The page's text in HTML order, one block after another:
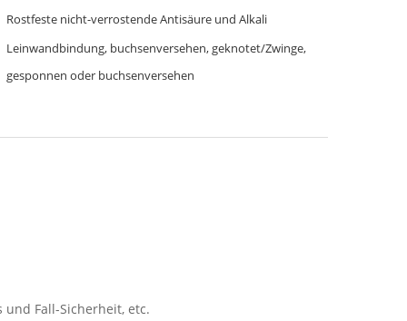
Rostfeste nicht-verrostende Antisäure und Alkali
Leinwandbindung, buchsenversehen, geknotet/Zwinge,
gesponnen oder buchsenversehen
Fall-Sicherheit, etc.